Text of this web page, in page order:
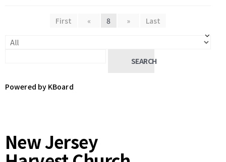
First « 8 » Last
SEARCH
Powered by KBoard
New Jersey